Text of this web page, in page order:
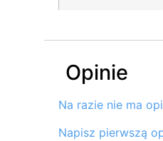
Opinie
Na razie nie ma
Napisz pierwszą